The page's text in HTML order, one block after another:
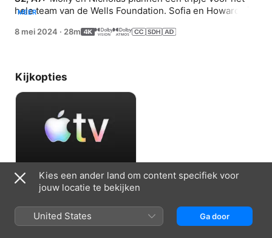
hele team van de Wells Foundation. Sofia en Howard zijn
MEER
8 mei 2024 · 28m
Kijkopties
Accepteer gratis proefperiode
7 dagen gratis, daarna € 9,99 per maand
Kies een ander land om content specifiek voor
jouw locatie te bekijken
United States Ga door